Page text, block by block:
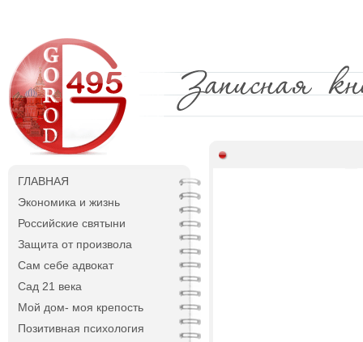
ГЛАВНАЯ
Экономика и жизнь
Российские святыни
Защита от произвола
Сам себе адвокат
Сад 21 века
Мой дом- моя крепость
Позитивная психология